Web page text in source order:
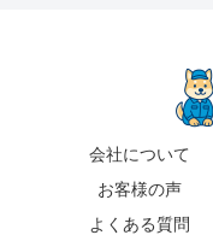
会社について
お客様の声
よくある質問